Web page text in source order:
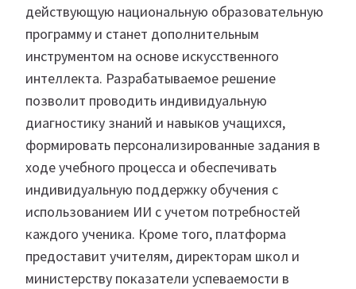
действующую национальную образовательную
программу и станет дополнительным
инструментом на основе искусственного
интеллекта. Разрабатываемое решение
позволит проводить индивидуальную
диагностику знаний и навыков учащихся,
формировать персонализированные задания в
ходе учебного процесса и обеспечивать
индивидуальную поддержку обучения с
использованием ИИ с учетом потребностей
каждого ученика. Кроме того, платформа
предоставит учителям, директорам школ и
министерству показатели успеваемости в